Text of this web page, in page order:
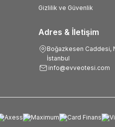
Adres & İletişim
Boğazkesen Caddesi,
İstanbul
info@evveotesi.com
Gizlilik ve Güvenlik